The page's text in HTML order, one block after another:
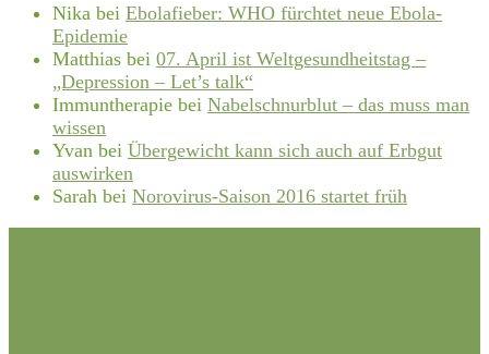
Nika bei Ebolafieber: WHO fürchtet neue Ebola-
Epidemie
Matthias bei 07. April ist Weltgesundheitstag –
„Depression – Let’s talk“
Immuntherapie bei Nabelschnurblut – das muss man
wissen
Yvan bei Übergewicht kann sich auch auf Erbgut
auswirken
Sarah bei Norovirus-Saison 2016 startet früh